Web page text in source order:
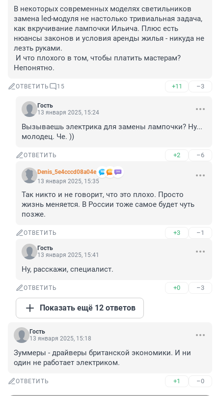
В некоторых современных моделях светильников
замена led-модуля не настолько тривиальная задача,
как вкручивание лампочки Ильича. Плюс есть
нюансы законов и условия аренды жилья - никуда не
лезть руками.
И что плохого в том, чтобы платить мастерам?
Непонятно.
ОТВЕТИТЬ 15 +11 –3
Гость
13 января 2025, 15:24
Вызываешь электрика для замены лампочки? Ну...
молодец. Че. ))
ОТВЕТИТЬ +2 –6
Denis_5e4cccd08a04e
13 января 2025, 15:35
Так никто и не говорит, что это плохо. Просто
жизнь меняется. В России тоже самое будет чуть
позже.
ОТВЕТИТЬ +3 –1
Гость
13 января 2025, 15:41
Ну, расскажи, специалист.
ОТВЕТИТЬ +0 –3
Показать ещё 12 ответов
Гость
13 января 2025, 15:18
Зуммеры - драйверы британской экономики. И ни
один не работает электриком.
ОТВЕТИТЬ +1 –0